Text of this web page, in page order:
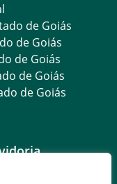
de Goiás
de Goiás
de Goiás
de Goiás
de Goiás